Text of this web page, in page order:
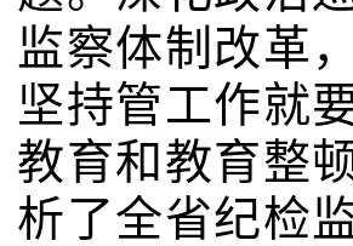
监察体制改革
坚持管工作就
教育和教育整
析了全省纪检